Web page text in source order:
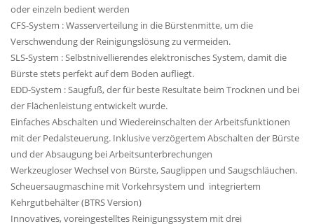
oder einzeln bedient werden
CFS-System : Wasserverteilung in die Bürstenmitte, um die
Verschwendung der Reinigungslösung zu vermeiden.
SLS-System : Selbstnivellierendes elektronisches System, damit die
Bürste stets perfekt auf dem Boden aufliegt.
EDD-System : Saugfuß, der für beste Resultate beim Trocknen und bei
der Flächenleistung entwickelt wurde.
Einfaches Abschalten und Wiedereinschalten der Arbeitsfunktionen
mit der Pedalsteuerung. Inklusive verzögertem Abschalten der Bürste
und der Absaugung bei Arbeitsunterbrechungen
Werkzeugloser Wechsel von Bürste, Sauglippen und Saugschläuchen.
Scheuersaugmaschine mit Vorkehrsystem und integriertem
Kehrgutbehälter (BTRS Version)
Innovatives, voreingestelltes Reinigungssystem mit drei